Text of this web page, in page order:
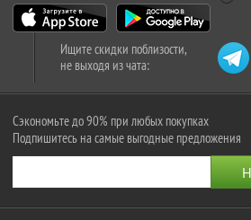
Ищите скидки поблизости,
не выходя из чата:
Сэкономьте до 90% при любых покупках
Подпишитесь на самые выгодные предложения